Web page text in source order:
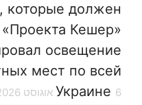
которые должен
Кешер»
освещение
мест по всей
Украине 6 אוגוסט 2026, 21:57,